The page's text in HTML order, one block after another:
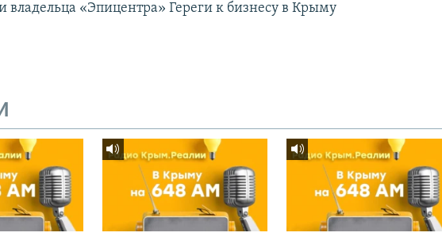
владельца «Эпицентра» Гереги к бизнесу в Крыму